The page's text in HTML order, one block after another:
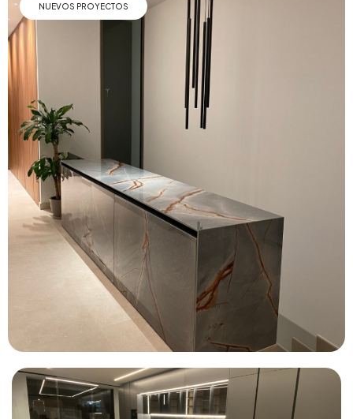
NUEVOS PROYECTOS